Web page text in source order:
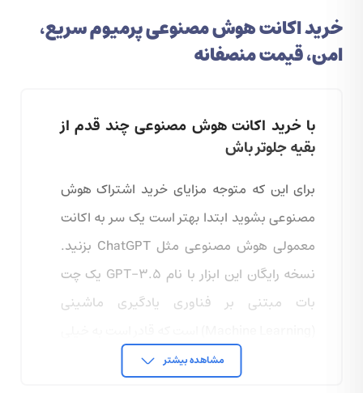
خرید اکانت هوش مصنوعی پرمیوم سریع،
امن، قیمت منصفانه
با خرید اکانت هوش مصنوعی چند قدم از
بقیه جلوتر باش
برای این که متوجه مزایای خرید اشتراک هوش
مصنوعی بشوید ابتدا بهتر است یک سر به اکانت
معمولی هوش مصنوعی مثل ChatGPT بزنید.
نسخه رایگان این ابزار با نام GPT-3.5 یک چت
بات مبتنی بر فناوری یادگیری ماشینی
از دستورات (Prompt) متنی، صوتی یا تصویری
مشاهده بیشتر